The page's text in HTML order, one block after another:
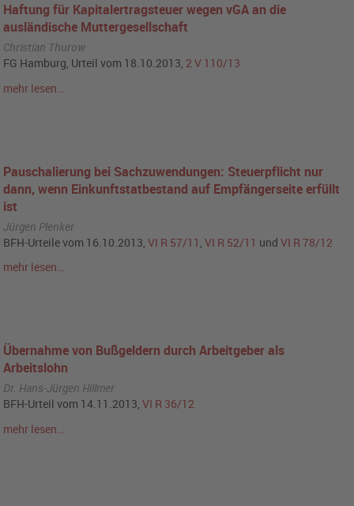
Haftung für Kapitalertragsteuer wegen vGA an die
ausländische Muttergesellschaft
Christian Thurow
FG Hamburg, Urteil vom 18.10.2013, 2 V 110/13
mehr lesen…
Pauschalierung bei Sachzuwendungen: Steuerpflicht nur
dann, wenn Einkunftstatbestand auf Empfängerseite erfüllt
ist
Jürgen Plenker
BFH-Urteile vom 16.10.2013,VI R 57/11 ,VI R 52/11 undVI R 78/12
mehr lesen…
Übernahme von Bußgeldern durch Arbeitgeber als
Arbeitslohn
Dr. Hans-Jürgen Hillmer
BFH-Urteil vom 14.11.2013,VI R 36/12
mehr lesen…